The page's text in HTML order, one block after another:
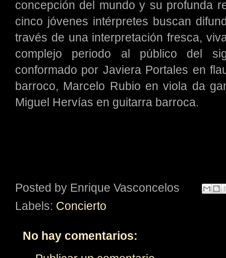
concepción del mundo y su profunda
cinco jóvenes intérpretes buscan
través de una interpretación fresca,
complejo periodo al público del
conformado por Javiera Portales en
barroco, Marcelo Rubio en viola da
Miguel Hervías en guitarra barroca.
Posted by Enrique Vasconcelos
Labels: Concierto
No hay comentarios: